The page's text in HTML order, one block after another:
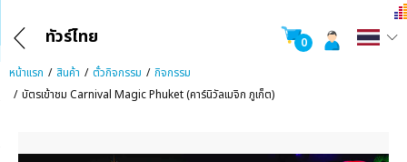
ทัวร์ไทย
0
หน้าแรก
สินค้า ตั๋วกิจกรรม
กิจกรรม
บัตรเข้าชม Carnival Magic Phuket (คาร์นิวัลเมจิก ภูเก็ต)